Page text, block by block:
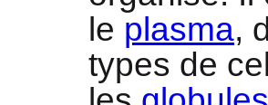
le plasma,
types de